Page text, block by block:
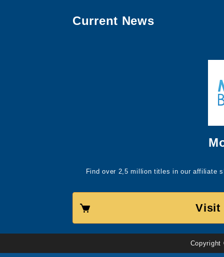
Current News
Find over 2,5 million titles in our affiliate
Visit
Copyright